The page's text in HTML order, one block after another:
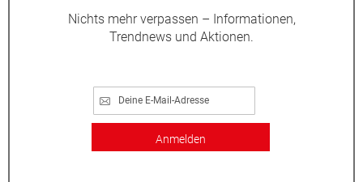
Nichts mehr verpassen – Informationen,
Trendnews und Aktionen.
Anmelden